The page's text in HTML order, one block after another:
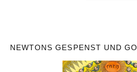
NEWTONS GESPENST UND